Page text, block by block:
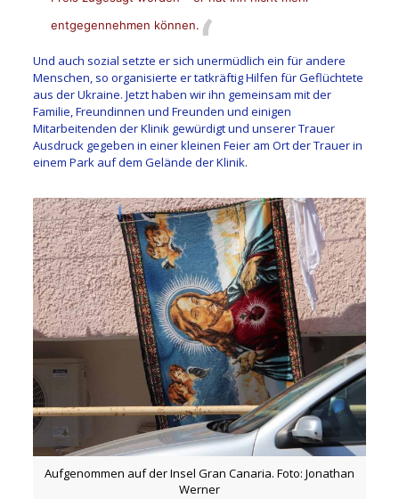
entgegennehmen können.
Und auch sozial setzte er sich unermüdlich ein für andere
Menschen, so organisierte er tatkräftig Hilfen für Geflüchtete
aus der Ukraine. Jetzt haben wir ihn gemeinsam mit der
Familie, Freundinnen und Freunden und einigen
Mitarbeitenden der Klinik gewürdigt und unserer Trauer
Ausdruck gegeben in einer kleinen Feier am Ort der Trauer in
einem Park auf dem Gelände der Klinik.
Aufgenommen auf der Insel Gran Canaria. Foto: Jonathan
Werner